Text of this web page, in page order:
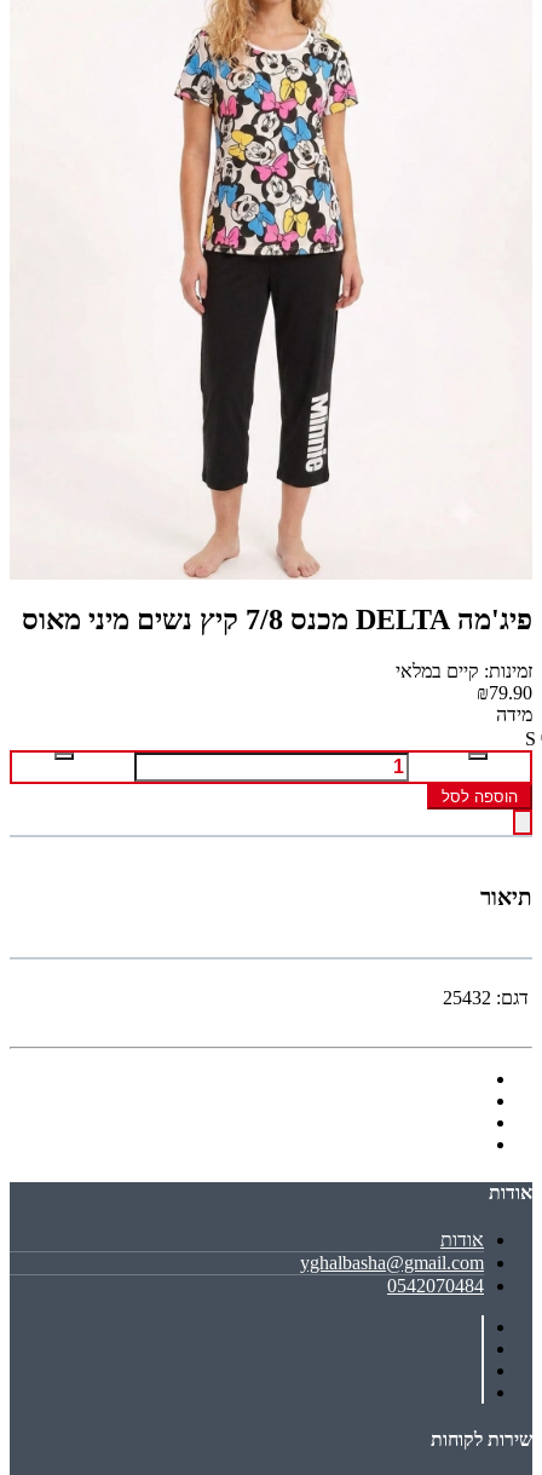
פיג'מה DELTA מכנס 7/8 קיץ נשים מיני מאוס
זמינות: קיים במלאי
₪79.90
מידה
S
הוספה לסל
תיאור
דגם: 25432
אודות
אודות
yghalbasha@gmail.com
0542070484
שירות לקוחות